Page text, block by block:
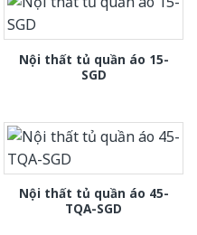
Nội thất tủ quần áo 15-
SGD
Nội thất tủ quần áo 45-
TQA-SGD